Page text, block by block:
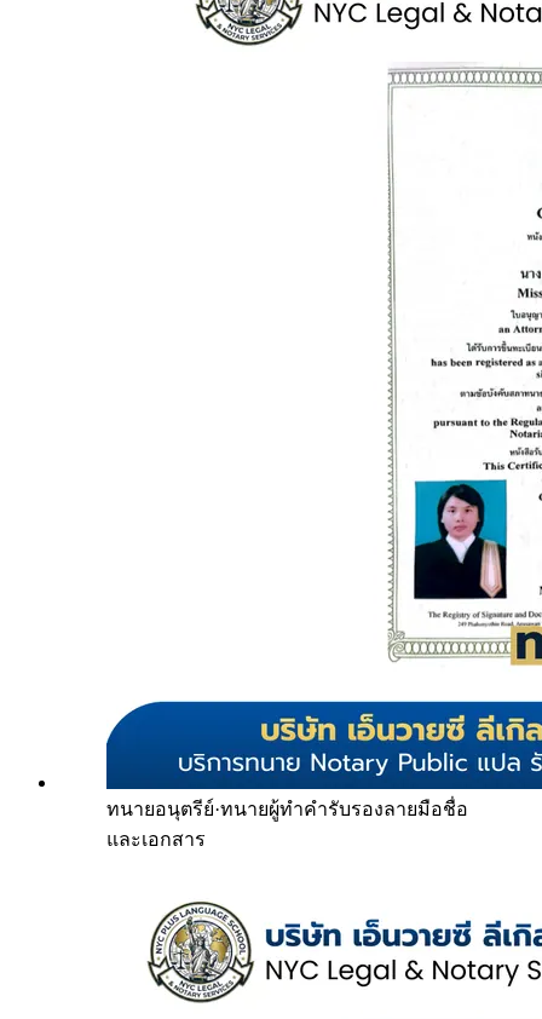
ทนายอนุตรีย์·ทนายผู้ทำคำรับรองลายมือชื่อ
และเอกสาร